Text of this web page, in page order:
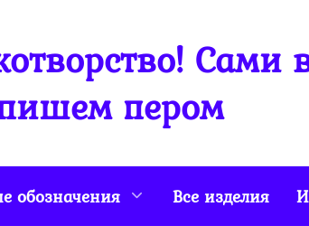
Сами
пером
обозначения Все изделия